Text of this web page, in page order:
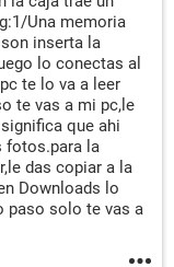
Una memoria
inserta la
lo conectas al
te lo va a leer
te vas a mi pc,le
que ahi
fotos.para la
das copiar a la
Downloads lo
paso solo te vas a